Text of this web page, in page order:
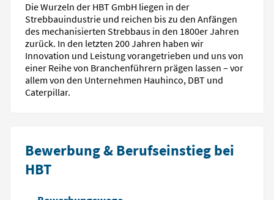
Die Wurzeln der HBT GmbH liegen in der
Strebbauindustrie und reichen bis zu den Anfängen
des mechanisierten Strebbaus in den 1800er Jahren
zurück. In den letzten 200 Jahren haben wir
Innovation und Leistung vorangetrieben und uns von
einer Reihe von Branchenführern prägen lassen – vor
allem von den Unternehmen Hauhinco, DBT und
Caterpillar.
Bewerbung & Berufseinstieg bei
HBT